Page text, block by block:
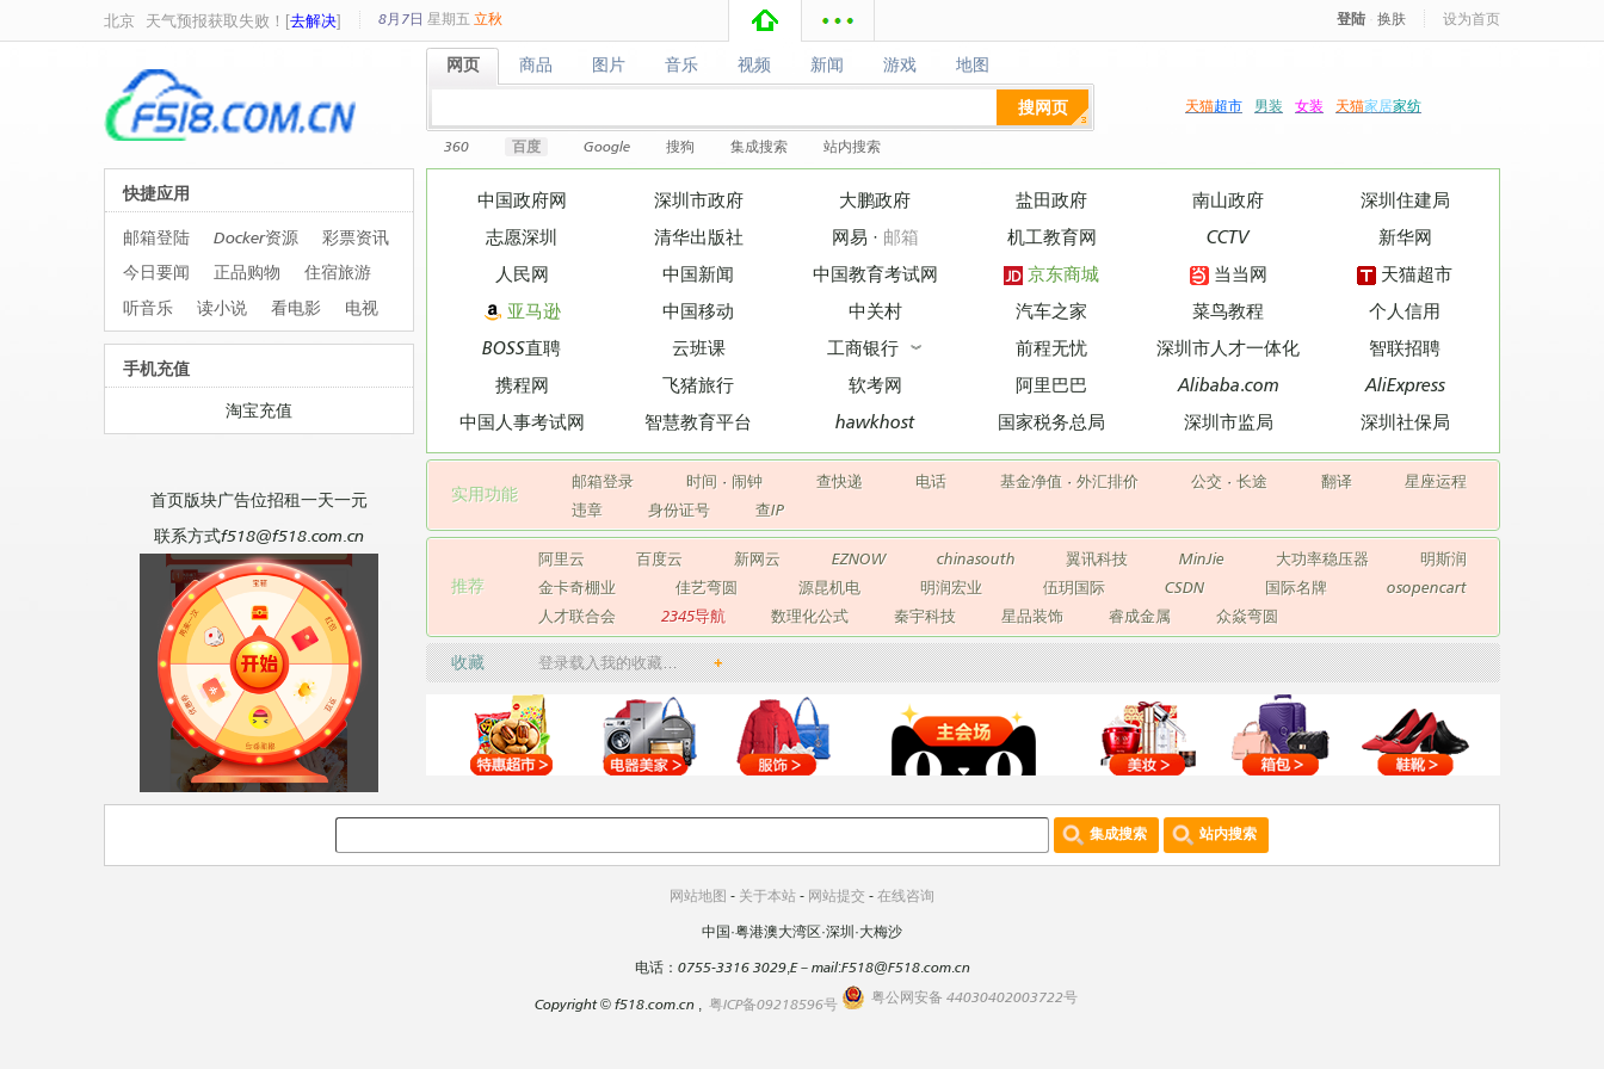
北京 天气预报获取失败！[去解决] 8月7日 星期五 立秋 登陆 换肤 设为首页
网页
网页 商品
商品 图片
图片 音乐
音乐 视频
视频 新闻
新闻 游戏
游戏 地图
地图
搜网页
360 百度 Google 搜狗 集成搜索 站内搜索
天猫超市 男装 女装 天猫家居家纺
中国政府网 深圳市政府 大鹏政府 盐田政府 南山政府
深圳住建局
志愿深圳
清华出版社 网易 · 邮箱 机工教育网 CCTV
新华网
人民网
中国新闻 中国教育考试网 京东商城 当当网
天猫超市
亚马逊
中国移动 中关村 汽车之家 菜鸟教程
个人信用
BOSS直聘
云班课 工商银行 ︾ 前程无忧 深圳市人才一体化
智联招聘
携程网
飞猪旅行 软考网 阿里巴巴 Alibaba.com
AliExpress
中国人事考试网
智慧教育平台 hawkhost 国家税务总局 深圳市监局 深圳社保局
实用功能
邮箱登录 时间 · 闹钟 查快递 电话 基金净值· 外汇排价 公交 ·长途 翻译
星座运程
违章
身份证号 查IP
推荐
阿里云 百度云 新网云 EZNOW chinasouth 翼讯科技 MinJie 大功率稳压器
明斯润
金卡奇棚业
佳艺弯圆 源昆机电 明润宏业 伍玥国际 CSDN 国际名牌
osopencart
人才联合会
2345导航 数理化公式 秦宇科技 星品装饰 睿成金属 众焱弯圆
收藏 登录载入我的收藏… +
快捷应用
邮箱登陆 Docker资源
彩票资讯
今日要闻
正品购物
住宿旅游
听音乐
读小说 看电影 电视
手机充值
淘宝充值
首页版块广告位招租一天一元
联系方式f518@f518.com.cn
集成搜索 站内搜索
网站地图 - 关于本站 - 网站提交 - 在线咨询
中国·粤港澳大湾区·深圳·大梅沙
电话：0755-3316 3029,E－mail:F518@F518.com.cn
Copyright©f518.com.cn , 粤ICP备09218596号 粤公网安备 44030402003722号